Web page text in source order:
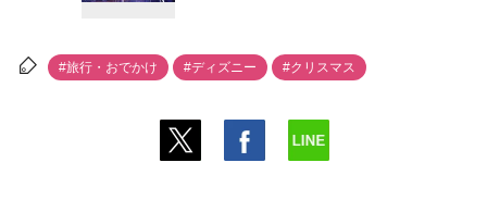
#旅行・おでかけ #ディズニー #クリスマス